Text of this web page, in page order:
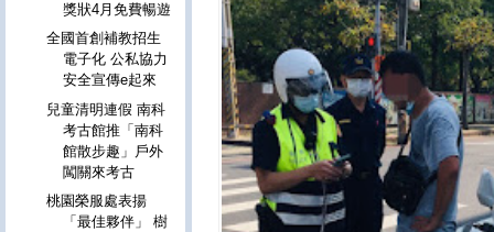
獎狀4月免費暢遊
全國首創補教招生
電子化 公私協力
安全宣傳e起來
兒童清明連假 南科
考古館推「南科
館散步趣」戶外
闖關來考古
桃園榮服處表揚
「最佳夥伴」 樹